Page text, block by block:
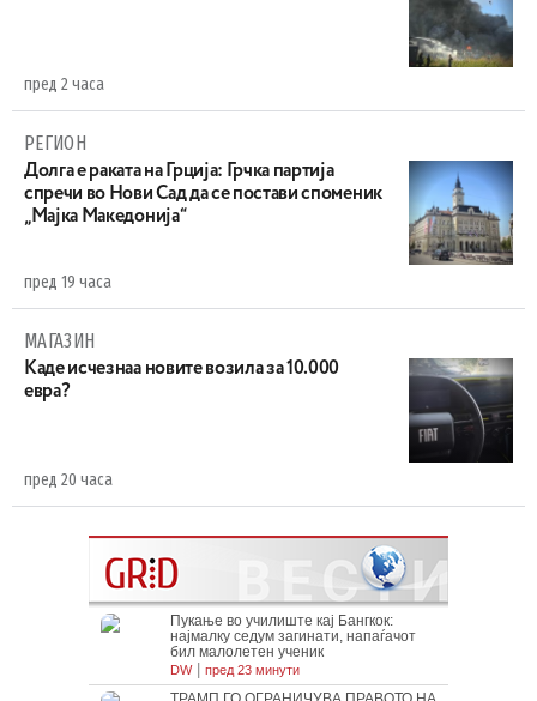
пред 2 часа
РЕГИОН
Долга е раката на Грција: Грчка партија
спречи во Нови Сад да се постави споменик
„Мајка Македонија“
пред 19 часа
МАГАЗИН
Каде исчезнаа новите возила за 10.000
евра?
пред 20 часа